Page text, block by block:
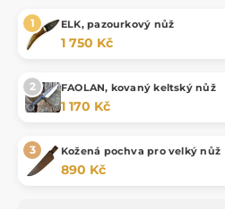
ELK, pazourkový nůž
1 750 Kč
FAOLAN, kovaný keltský nůž
1 170 Kč
Kožená pochva pro velký nůž
890 Kč